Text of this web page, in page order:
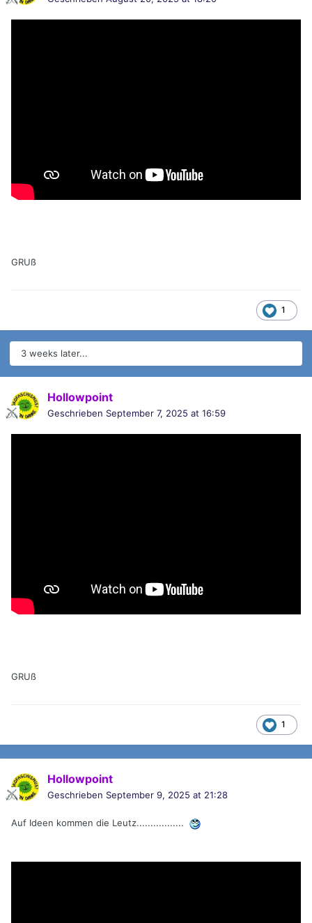
GRUß
1
3 weeks later...
Hollowpoint
Geschrieben September 7, 2025 at 16:59
GRUß
1
Hollowpoint
Geschrieben September 9, 2025 at 21:28
Auf Ideen kommen die Leutz.................